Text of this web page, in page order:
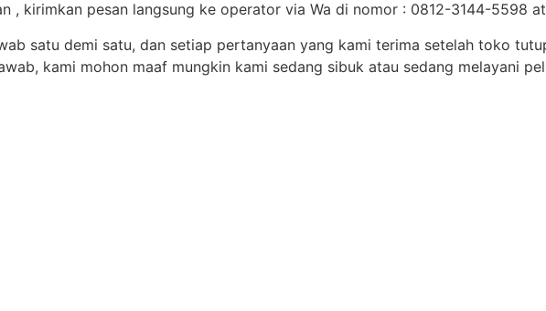
, kirimkan pesan langsung ke operator via Wa di nomor : 0812-3144-5598
satu demi satu, dan setiap pertanyaan yang kami terima setelah toko
kami mohon maaf mungkin kami sedang sibuk atau sedang melayani